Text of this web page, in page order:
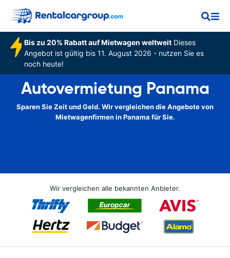
Bis zu 20% Rabatt auf Mietwagen weltweitDieses
Angebot ist gültig bis 11. August 2026 - nutzen Sie es
noch heute!
Autovermietung Panama
Sparen Sie Zeit und Geld. Wir vergleichen die Angebote von
Mietwagenfirmen in Panama für Sie.
Wir vergleichen alle bekannten Anbieter.